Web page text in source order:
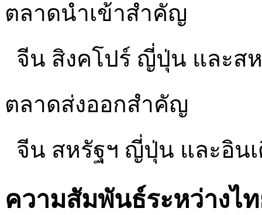
ตลาดนำเข้าสำคัญ
จีน สิงคโปร์ ญี่ปุ่น และส
ตลาดส่งออกสำคัญ
จีน สหรัฐฯ ญี่ปุ่น และอิน
ความสัมพันธ์ระหว่างไ